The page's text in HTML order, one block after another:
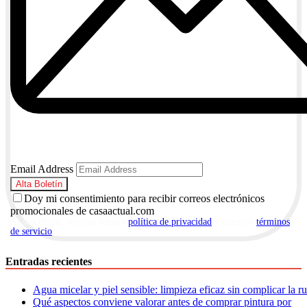
Email Address
Doy mi consentimiento para recibir correos electrónicos
promocionales de casaactual.com
política de privacidad
términos
de servicio
Entradas recientes
Agua micelar y piel sensible: limpieza eficaz sin complicar la
Qué aspectos conviene valorar antes de comprar pintura por